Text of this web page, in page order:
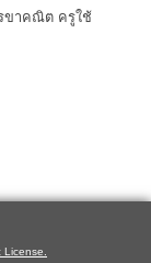
ขาคณิต ครูใช้